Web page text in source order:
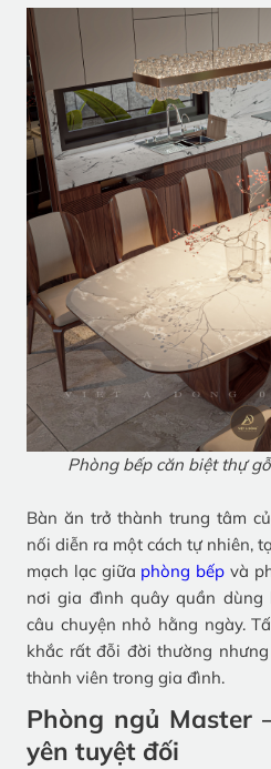
Phòng bếp căn biệt thự
Bàn ăn trở thành trung tâm
nối diễn ra một cách tự nhiên,
mạch lạc giữa phòng bếp và
nơi gia đình quây quần dùng
câu chuyện nhỏ hằng ngày.
khắc rất đỗi đời thường
thành viên trong gia đình.
Phòng ngủ Master
yên tuyệt đối